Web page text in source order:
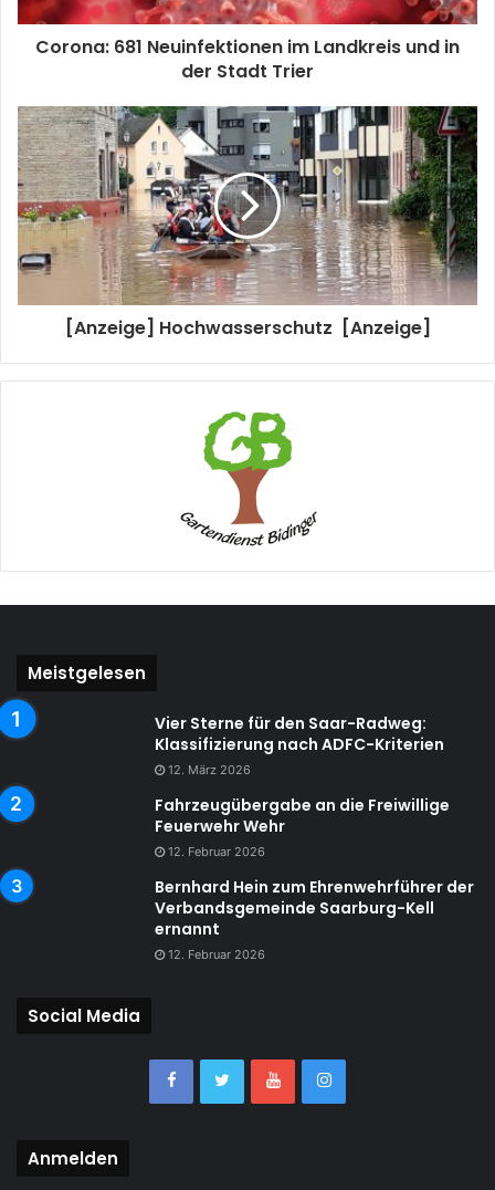
Corona: 681 Neuinfektionen im Landkreis und in
der Stadt Trier
[Anzeige] Hochwasserschutz [Anzeige]
Meistgelesen
Vier Sterne für den Saar-Radweg:
Klassifizierung nach ADFC-Kriterien
12. März 2026
Fahrzeugübergabe an die Freiwillige
Feuerwehr Wehr
12. Februar 2026
Bernhard Hein zum Ehrenwehrführer der
Verbandsgemeinde Saarburg-Kell
ernannt
12. Februar 2026
Social Media
Anmelden